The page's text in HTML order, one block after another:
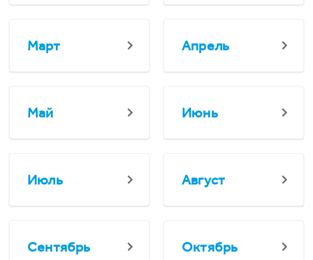
Март Апрель
Май Июнь
Июль Август
Сентябрь Октябрь